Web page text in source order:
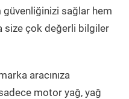
güvenliğinizi sağlar hem
size çok değerli bilgiler
aracınıza
motor yağ, yağ